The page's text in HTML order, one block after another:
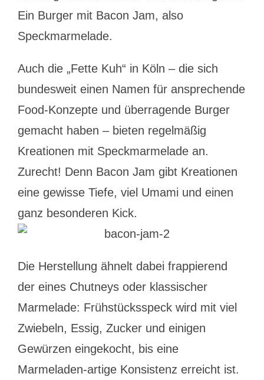
Ein Burger mit Bacon Jam, also
Speckmarmelade.
Auch die „Fette Kuh“ in Köln – die sich
bundesweit einen Namen für ansprechende
Food-Konzepte und überragende Burger
gemacht haben – bieten regelmäßig
Kreationen mit Speckmarmelade an.
Zurecht! Denn Bacon Jam gibt Kreationen
eine gewisse Tiefe, viel Umami und einen
ganz besonderen Kick.
Die Herstellung ähnelt dabei frappierend
der eines Chutneys oder klassischer
Marmelade: Frühstücksspeck wird mit viel
Zwiebeln, Essig, Zucker und einigen
Gewürzen eingekocht, bis eine
Marmeladen-artige Konsistenz erreicht ist.